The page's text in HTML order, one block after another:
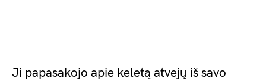
Ji papasakojo apie keletą atvejų iš savo